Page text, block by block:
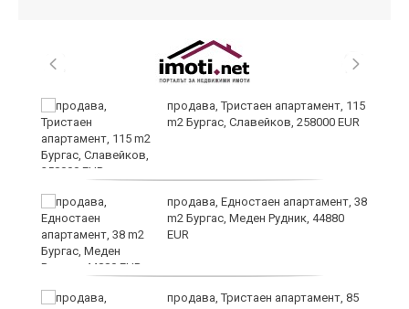
продава, Тристаен апартамент, 115
m2 Бургас, Славейков, 258000 EUR
продава, Едностаен апартамент, 38
m2 Бургас, Меден Рудник, 44880
EUR
продава, Тристаен апартамент, 85